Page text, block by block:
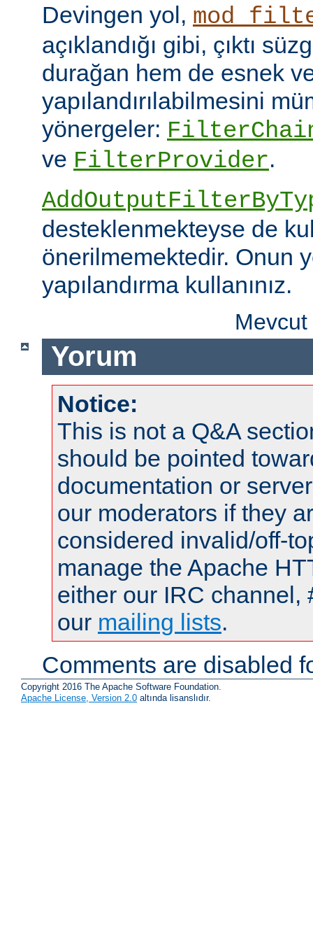
Devingen yol,
açıklandığı gibi, çıktı
durağan hem de esnek
yapılandırılabilmesini
yönergeler:
ve FilterProvider.
desteklenmekteyse de
önerilmemektedir. Onun
yapılandırma kullanınız.
Yorum
Notice:
This is not a Q&A
should be pointed
documentation or
our moderators if they
considered invalid/off-
manage the Apache
either our IRC channel,
our mailing lists.
Comments are disabled
Copyright 2016 The Apache Software Foundation.
Apache License, Version 2.0 altında lisanslıdır.